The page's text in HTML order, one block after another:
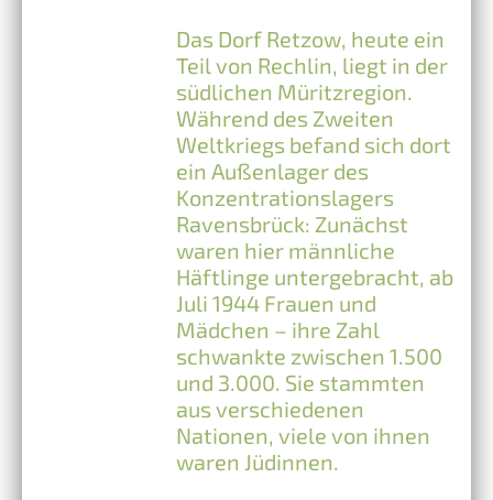
Das Dorf Retzow, heute ein
Teil von Rechlin, liegt in der
südlichen Müritzregion.
Während des Zweiten
Weltkriegs befand sich dort
ein Außenlager des
Konzentrationslagers
Ravensbrück: Zunächst
waren hier männliche
Häftlinge untergebracht, ab
Juli 1944 Frauen und
Mädchen – ihre Zahl
schwankte zwischen 1.500
und 3.000. Sie stammten
aus verschiedenen
Nationen, viele von ihnen
waren Jüdinnen.